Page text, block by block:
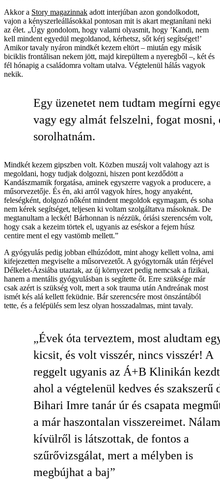
Akkor a Story magazinnak adott interjúban azon gondolkodott,
vajon a kényszerleállásokkal pontosan mit is akart megtanítani neki
az élet. „Úgy gondolom, hogy valami olyasmit, hogy ’Kandi, nem
kell mindent egyedül megoldanod, kérhetsz, sőt kérj segítséget!’
Amikor tavaly nyáron mindkét kezem eltört – miután egy másik
biciklis frontálisan nekem jött, majd kirepültem a nyeregből –, két és
fél hónapig a családomra voltam utalva. Végtelenül hálás vagyok
nekik.
Egy üzenetet nem tudtam megírni
vagy egy almát felszelni, fogat mosni,
sorolhatnám.
Mindkét kezem gipszben volt. Közben muszáj volt valahogy azt is
megoldani, hogy tudjak dolgozni, hiszen pont kezdődött a
Kandászmamik forgatása, aminek egyszerre vagyok a producere, a
műsorvezetője. És én, aki arról vagyok híres, hogy anyaként,
feleségként, dolgozó nőként mindent megoldok egymagam, és soha
nem kérek segítséget, teljesen ki voltam szolgáltatva másoknak. De
megtanultam a leckét! Bárhonnan is nézzük, óriási szerencsém volt,
hogy csak a kezeim törtek el, ugyanis az eséskor a fejem húsz
centire ment el egy vastömb mellett.”
A gyógyulás pedig jobban elhúzódott, mint ahogy kellett volna, ami
kifejezetten megviselte a műsorvezetőt. A gyógytornák után férjével
Délkelet-Ázsiába utaztak, az új környezet pedig nemcsak a fizikai,
hanem a mentális gyógyulásban is segítette őt. Erre szüksége már
csak azért is szükség volt, mert a sok trauma után Andreának most
ismét kés alá kellett feküdnie. Bár szerencsére most önszántából
tette, és a felépülés sem lesz olyan hosszadalmas, mint tavaly.
„Évek óta terveztem, most aludtam
kicsit, és volt visszér, nincs visszér! A
reggelt ugyanis az Á+B Klinikán
ahol a végtelenül kedves és szakszerű
Bihari Imre tanár úr és csapata
a már haszontalan visszereimet.
kívülről is látszottak, de fontos a
szűrővizsgálat, mert a mélyben is
megbújhat a baj”